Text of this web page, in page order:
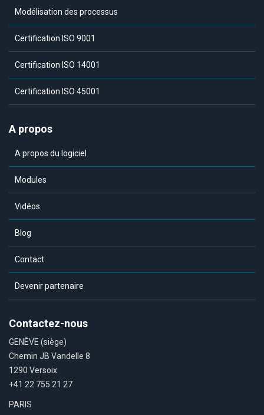
Modélisation des processus
Certification ISO 9001
Certification ISO 14001
Certification ISO 45001
A propos
A propos du logiciel
Modules
Vidéos
Blog
Contact
Devenir partenaire
Contactez-nous
GENÈVE (siège)
Chemin JB Vandelle 8
1290 Versoix
+41 22 755 21 27
PARIS